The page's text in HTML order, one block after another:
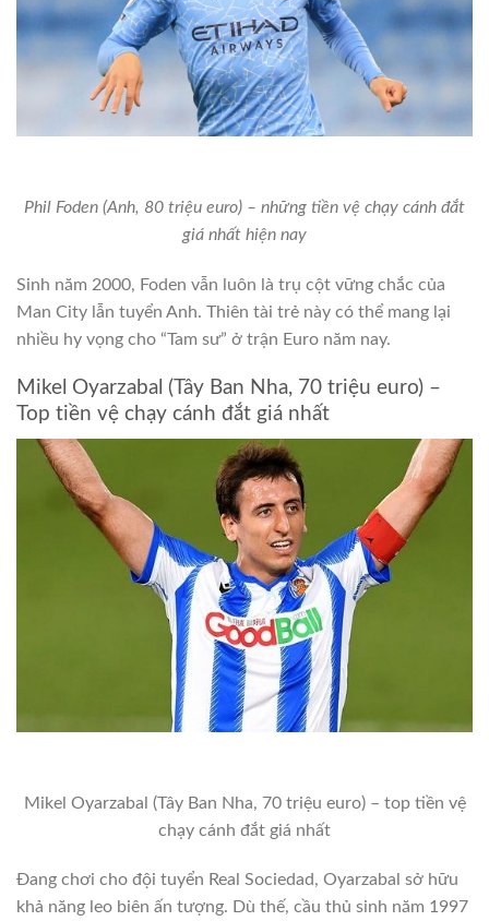
Phil Foden (Anh, 80 triệu euro) – những tiền vệ chạy cánh đắt
giá nhất hiện nay
Sinh năm 2000, Foden vẫn luôn là trụ cột vững chắc của
Man City lẫn tuyển Anh. Thiên tài trẻ này có thể mang lại
nhiều hy vọng cho “Tam sư” ở trận Euro năm nay.
Mikel Oyarzabal (Tây Ban Nha, 70 triệu euro) –
Top tiền vệ chạy cánh đắt giá nhất
Mikel Oyarzabal (Tây Ban Nha, 70 triệu euro) – top tiền vệ
chạy cánh đắt giá nhất
Đang chơi cho đội tuyển Real Sociedad, Oyarzabal sở hữu
khả năng leo biên ấn tượng. Dù thế, cầu thủ sinh năm 1997